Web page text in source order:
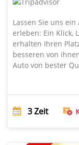
Lassen Sie uns
erleben: Ein Klick,
erhalten Ihren
besseren von
Auto von bester
3Zeit